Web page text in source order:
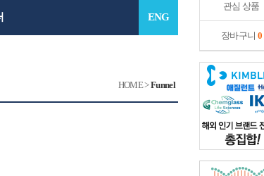
관심 상품
장바구니 0
ENG
HOME>Funnel